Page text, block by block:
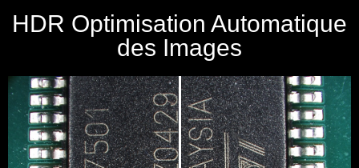
HDR Optimisation Automatique
des Images